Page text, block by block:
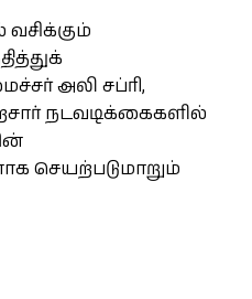
அலி சப்ரி,
நடவடிக்கைகளில்
செயற்படுமாறும்